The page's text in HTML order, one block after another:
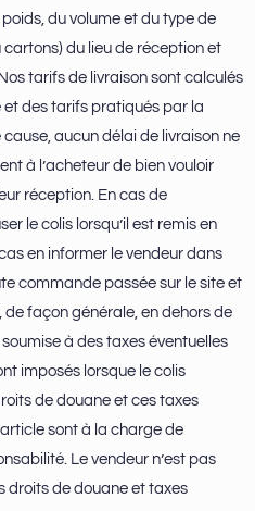
du volume et du type de
du lieu de réception et
tarifs de livraison sont calculés
et des tarifs pratiqués par la
aucun délai de livraison ne
à l’acheteur de bien vouloir
réception. En cas de
le colis lorsqu’il est remis en
en informer le vendeur dans
commande passée sur le site et
de façon générale, en dehors de
à des taxes éventuelles
imposés lorsque le colis
de douane et ces taxes
sont à la charge de
Le vendeur n’est pas
droits de douane et taxes